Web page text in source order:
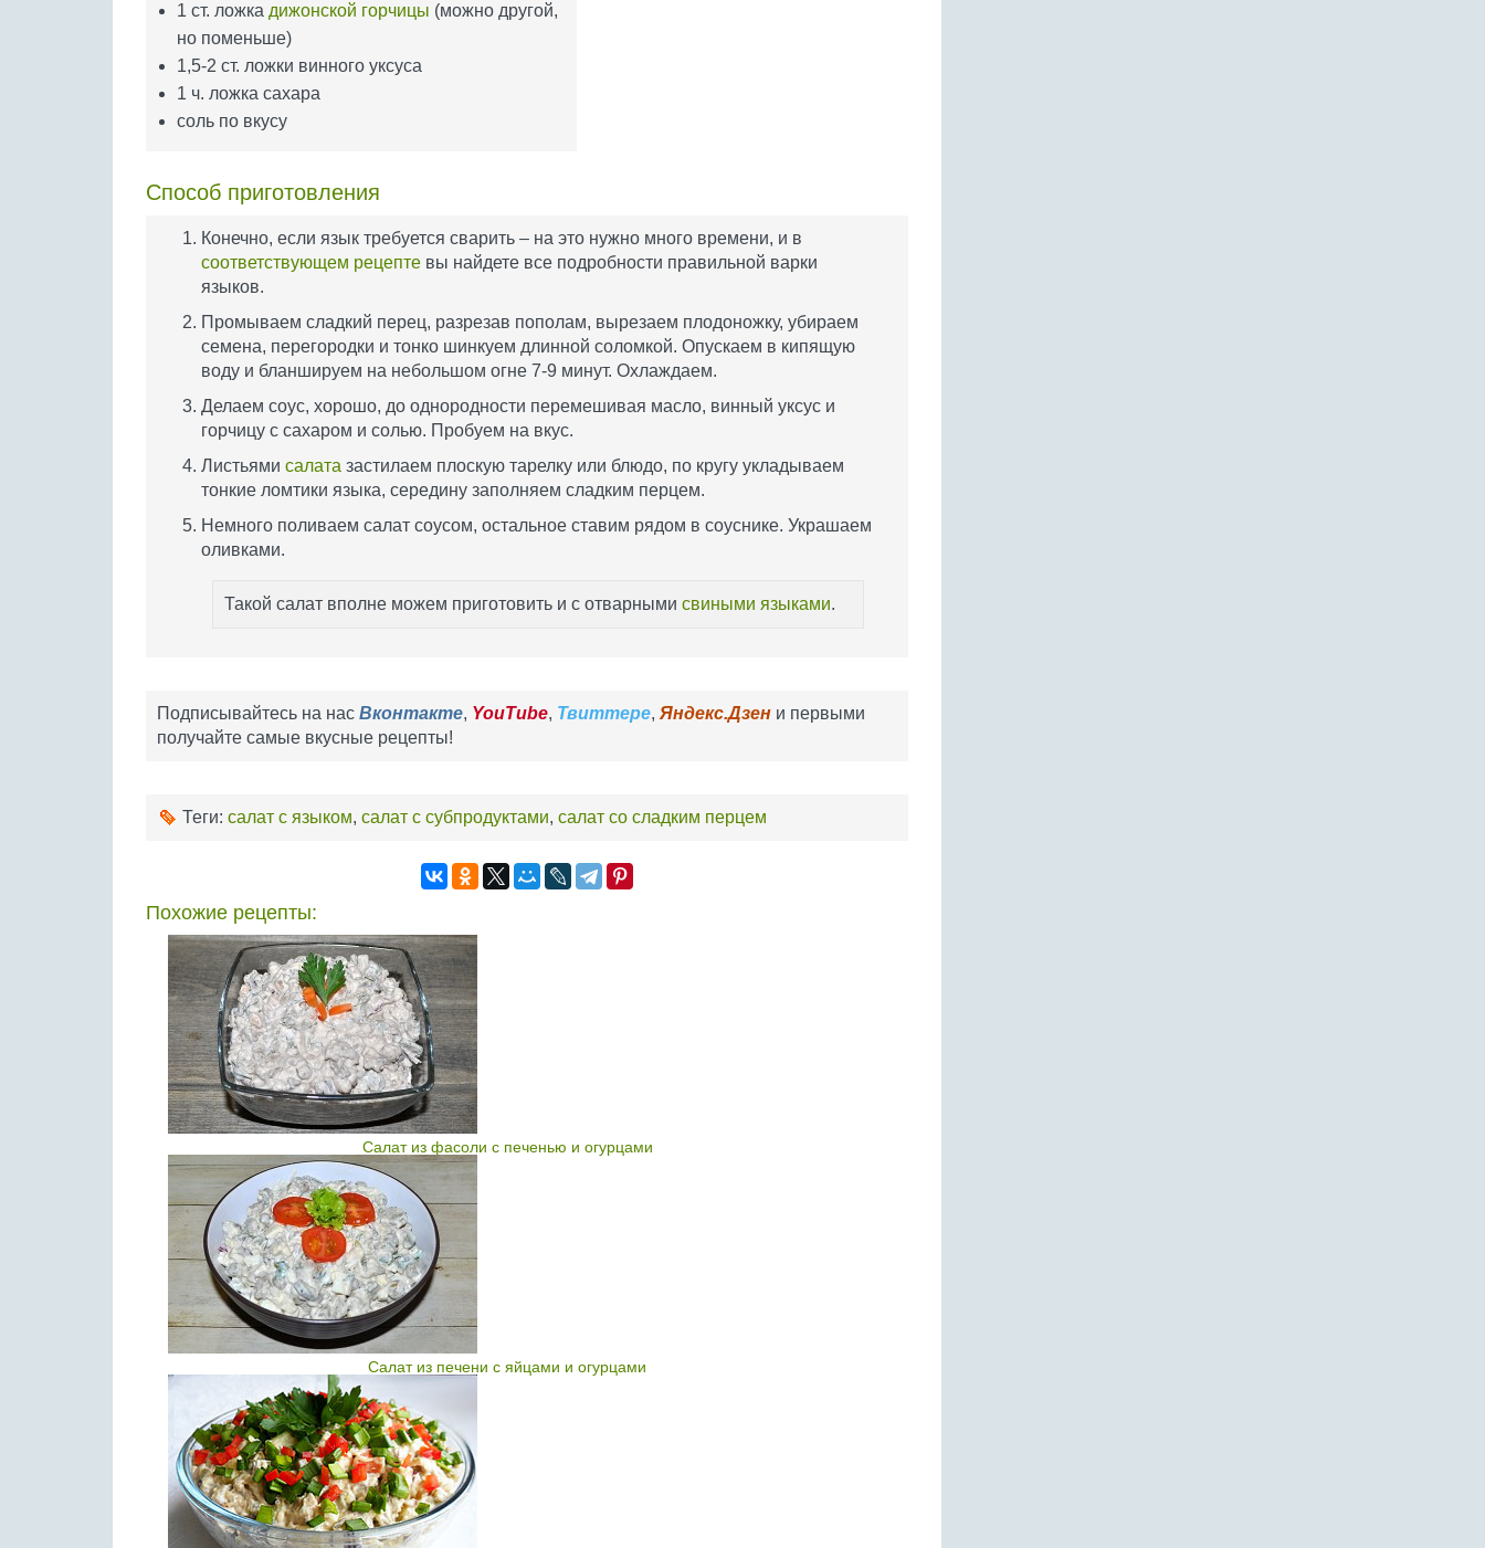
1 ст. ложка дижонской горчицы (можно другой,
но поменьше)
1,5-2 ст. ложки винного уксуса
1 ч. ложка сахара
соль по вкусу
Способ приготовления
Конечно, если язык требуется сварить – на это нужно много времени, и в
соответствующем рецепте вы найдете все подробности правильной варки
языков.
Промываем сладкий перец, разрезав пополам, вырезаем плодоножку, убираем
семена, перегородки и тонко шинкуем длинной соломкой. Опускаем в кипящую
воду и бланшируем на небольшом огне 7-9 минут. Охлаждаем.
Делаем соус, хорошо, до однородности перемешивая масло, винный уксус и
горчицу с сахаром и солью. Пробуем на вкус.
Листьями салата застилаем плоскую тарелку или блюдо, по кругу укладываем
тонкие ломтики языка, середину заполняем сладким перцем.
Немного поливаем салат соусом, остальное ставим рядом в соуснике. Украшаем
оливками.
Такой салат вполне можем приготовить и с отварными свиными языками.
Подписывайтесь на нас Вконтакте, YouTube, Твиттере, Яндекс.Дзен и первыми
получайте самые вкусные рецепты!
Теги: салат с языком, салат с субпродуктами, салат со сладким перцем
Похожие рецепты:
Салат из фасоли с печенью и огурцами
Салат из печени с яйцами и огурцами